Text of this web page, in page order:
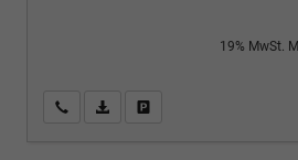
19% MwSt.
Wir rufen Sie anPDF-Fahrzeugexposé drucken